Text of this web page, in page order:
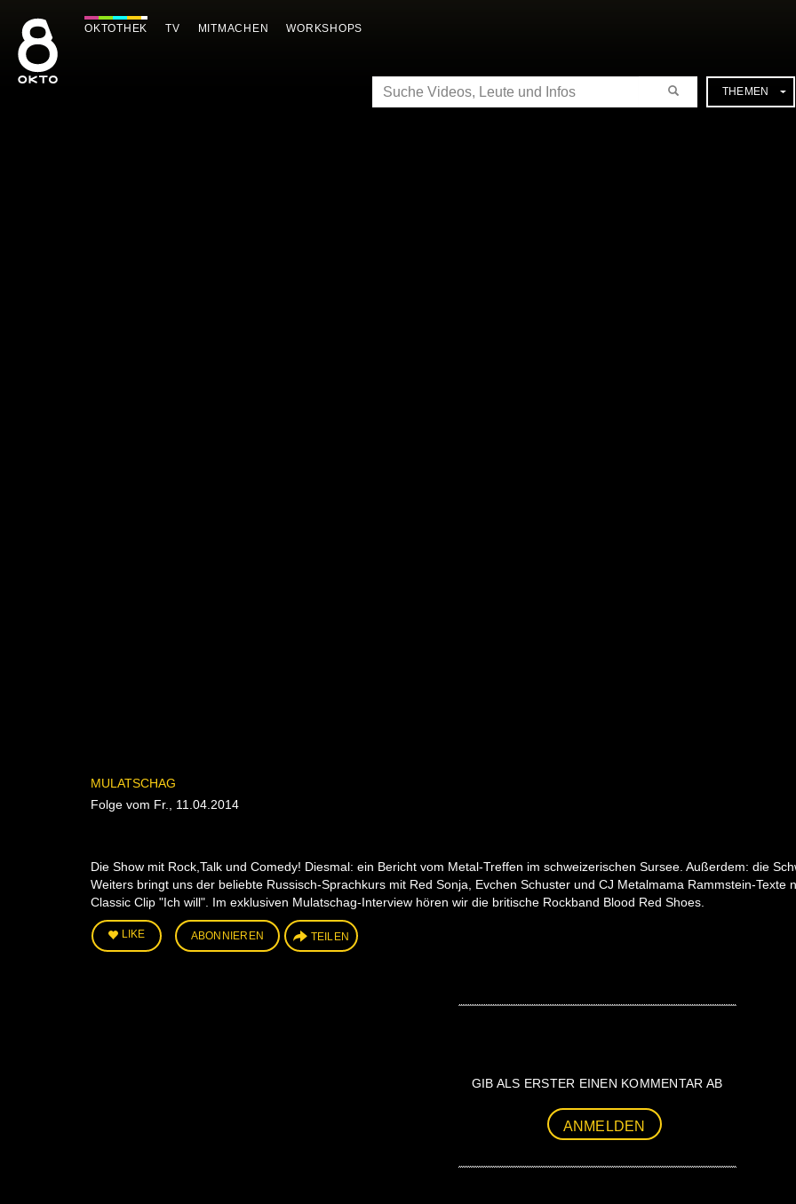
Inhalt
springen
OKTOTHEK TV MITMACHEN WORKSHOPS
SUCHE THEMEN
MULATSCHAG
Folge vom Fr., 11.04.2014
Die Show mit Rock,Talk und Comedy! Diesmal: ein Bericht vom Metal-Treffen im schweizerischen Sursee. Außerdem: die
Weiters bringt uns der beliebte Russisch-Sprachkurs mit Red Sonja, Evchen Schuster und CJ Metalmama Rammstein-
Classic Clip "Ich will". Im exklusiven Mulatschag-Interview hören wir die britische Rockband Blood Red Shoes.
LIKE ABONNIEREN TEILEN
GIB ALS ERSTER EINEN KOMMENTAR AB
ANMELDEN